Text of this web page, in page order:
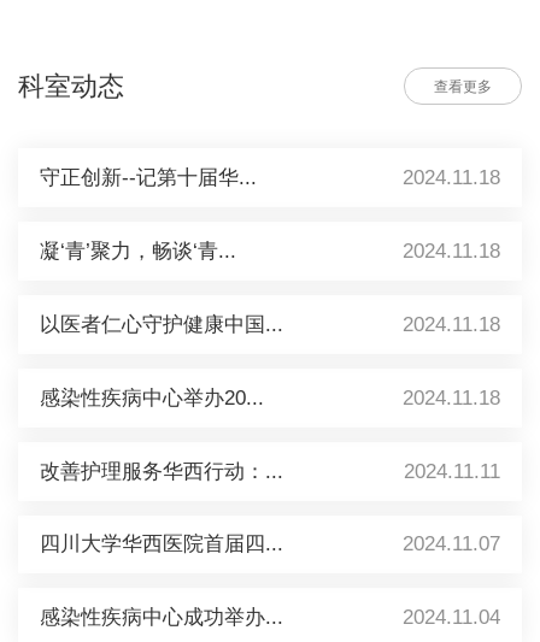
科室动态 查看更多
守正创新--记第十届华... 2024.11.18
凝‘青’聚力，畅谈‘青... 2024.11.18
以医者仁心守护健康中国... 2024.11.18
感染性疾病中心举办20... 2024.11.18
改善护理服务华西行动：... 2024.11.11
四川大学华西医院首届四... 2024.11.07
感染性疾病中心成功举办... 2024.11.04